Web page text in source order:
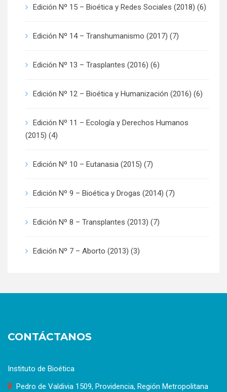
Edición Nº 15 – Bioética y Redes Sociales (2018) (6)
Edición Nº 14 – Transhumanismo (2017) (7)
Edición Nº 13 – Trasplantes (2016) (6)
Edición Nº 12 – Bioética y Humanización (2016) (6)
Edición Nº 11 – Ecología y Derechos Humanos
(2015) (4)
Edición Nº 10 – Eutanasia (2015) (7)
Edición Nº 9 – Bioética y Drogas (2014) (7)
Edición Nº 8 – Transplantes (2013) (7)
Edición Nº 7 – Aborto (2013) (3)
CONTÁCTANOS
Instituto de Bioética
Pedro de Valdivia 1509, Providencia, Región Metropolitana